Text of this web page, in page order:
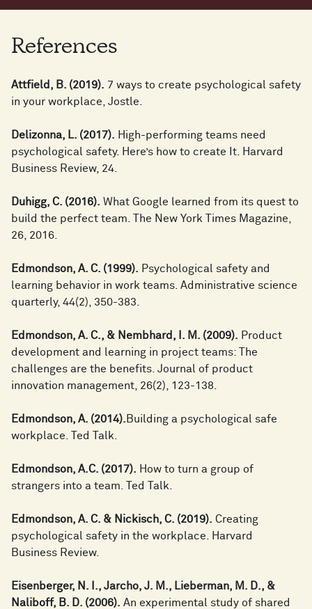
References
Attfield, B. (2019). 7 ways to create psychological safety
in your workplace, Jostle.
Delizonna, L. (2017). High-performing teams need
psychological safety. Here’s how to create It. Harvard
Business Review, 24.
Duhigg, C. (2016). What Google learned from its quest to
build the perfect team. The New York Times Magazine,
26, 2016.
Edmondson, A. C. (1999). Psychological safety and
learning behavior in work teams. Administrative science
quarterly, 44(2), 350-383.
Edmondson, A. C., & Nembhard, I. M. (2009). Product
development and learning in project teams: The
challenges are the benefits. Journal of product
innovation management, 26(2), 123-138.
Edmondson, A. (2014). Building a psychological safe
workplace. Ted Talk.
Edmondson, A.C. (2017). How to turn a group of
strangers into a team. Ted Talk.
Edmondson, A. C. & Nickisch, C. (2019). Creating
psychological safety in the workplace. Harvard
Business Review.
Eisenberger, N. I., Jarcho, J. M., Lieberman, M. D., &
Naliboff, B. D. (2006). An experimental study of shared